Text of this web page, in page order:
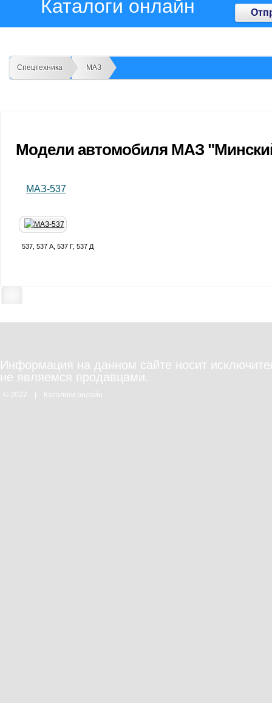
Каталоги онлайн
Спецтехника МАЗ
Модели автомобиля МАЗ
МАЗ-537
537, 537 А, 537 Г, 537 Д
Информация на данном сайте носит
не являемся продавцами.
© 2022 | Каталоги онлайн